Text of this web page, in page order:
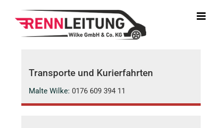
Inhalt
springen
Transporte und Kurierfahrten
Malte Wilke: 0176 609 394 11